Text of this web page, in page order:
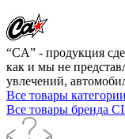
“CA” - продукция
как и мы не
увлечений,
Все товары категории
Все товары бренда